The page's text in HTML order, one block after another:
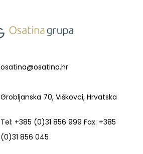
osatina@osatina.hr
Grobljanska 70, Viškovci, Hrvatska
Tel: +385 (0)31 856 999 Fax: +385
(0)31 856 045